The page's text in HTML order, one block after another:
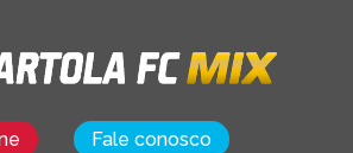
Fale conosco